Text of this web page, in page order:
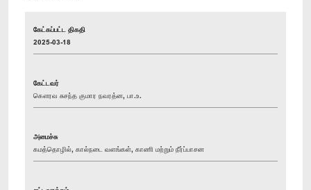
கேட்கப்பட்ட திகதி
2025-03-18
கேட்டவர்
கௌரவ சுசந்த குமார நவரத்ன, பா.உ.
அமைச்சு
கமத்தொழில், கால்நடை வளங்கள், காணி மற்றும் நீர்ப்பாசன